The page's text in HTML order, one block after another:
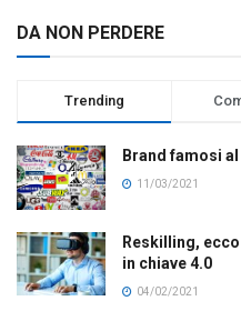
DA NON PERDERE
Trending
Brand famosi
11/03/2021
Reskilling,
in chiave 4.0
04/02/2021